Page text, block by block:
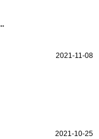
2021-11-08
2021-10-25